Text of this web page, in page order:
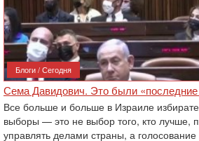
Блоги / Сегодня
Сема Давидович. Это были
Все больше и больше в Израиле
выборы — это не выбор того, кто лучше,
управлять делами страны, а